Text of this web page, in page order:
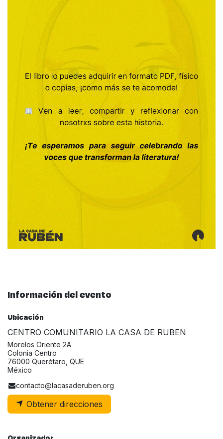
Información del evento
Ubicación
CENTRO COMUNITARIO LA CASA DE RUBEN
Morelos Oriente 2A
Colonia Centro
76000 Querétaro, QUE
México
contacto@lacasaderuben.org
Obtener direcciones